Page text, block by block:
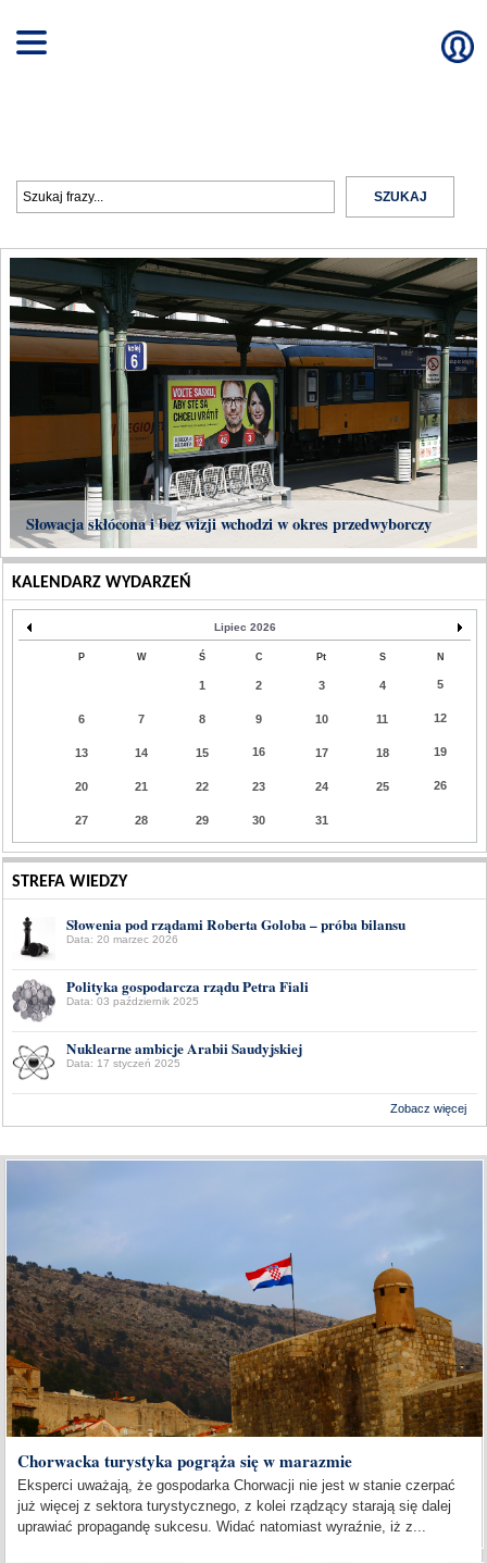
Słowacja skłócona i bez wizji wchodzi w okres przedwyborczy
KALENDARZ WYDARZEŃ
Lipiec 2026
P W Ś C Pt S N
1 2 3 4 5
6 7 8 9 10 11 12
13 14 15 16 17 18 19
20 21 22 23 24 25 26
27 28 29 30 31
STREFA WIEDZY
Słowenia pod rządami Roberta Goloba – próba bilansu
Data: 20 marzec 2026
Polityka gospodarcza rządu Petra Fiali
Data: 03 październik 2025
Nuklearne ambicje Arabii Saudyjskiej
Data: 17 styczeń 2025
Zobacz więcej
Chorwacka turystyka pogrąża się w marazmie
Eksperci uważają, że gospodarka Chorwacji nie jest w stanie czerpać
już więcej z sektora turystycznego, z kolei rządzący starają się dalej
uprawiać propagandę sukcesu. Widać natomiast wyraźnie, iż z...